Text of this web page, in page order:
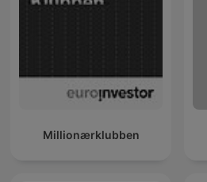
Millionærklubben